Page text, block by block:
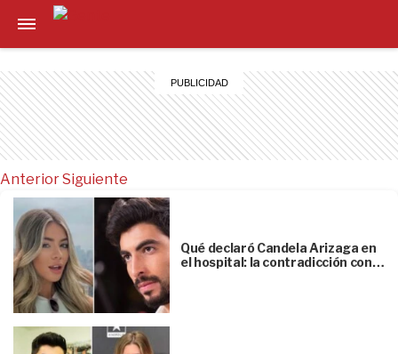
Anterior
Qué declaró Candela Arizaga en
el hospital: la contradicción con…
Siguiente